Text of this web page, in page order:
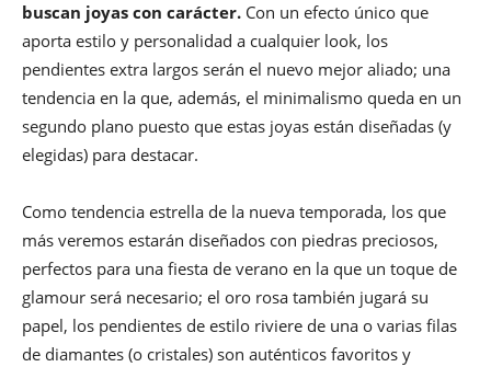
buscan joyas con carácter. Con un efecto único que
aporta estilo y personalidad a cualquier look, los
pendientes extra largos serán el nuevo mejor aliado; una
tendencia en la que, además, el minimalismo queda en un
segundo plano puesto que estas joyas están diseñadas (y
elegidas) para destacar.
Como tendencia estrella de la nueva temporada, los que
más veremos estarán diseñados con piedras preciosos,
perfectos para una fiesta de verano en la que un toque de
glamour será necesario; el oro rosa también jugará su
papel, los pendientes de estilo riviere de una o varias filas
de diamantes (o cristales) son auténticos favoritos y